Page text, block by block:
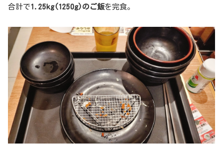
合計で 1.25kg(1250g)のご飯を完食。